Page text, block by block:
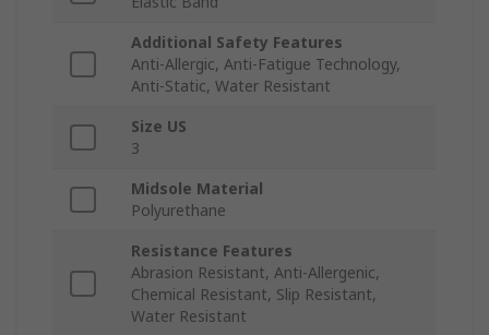
Additional Safety Features
Anti-Allergic, Anti-Fatigue Technology,
Anti-Static, Water Resistant
Size US
3
Midsole Material
Polyurethane
Resistance Features
Abrasion Resistant, Anti-Allergenic,
Chemical Resistant, Slip Resistant,
Water Resistant